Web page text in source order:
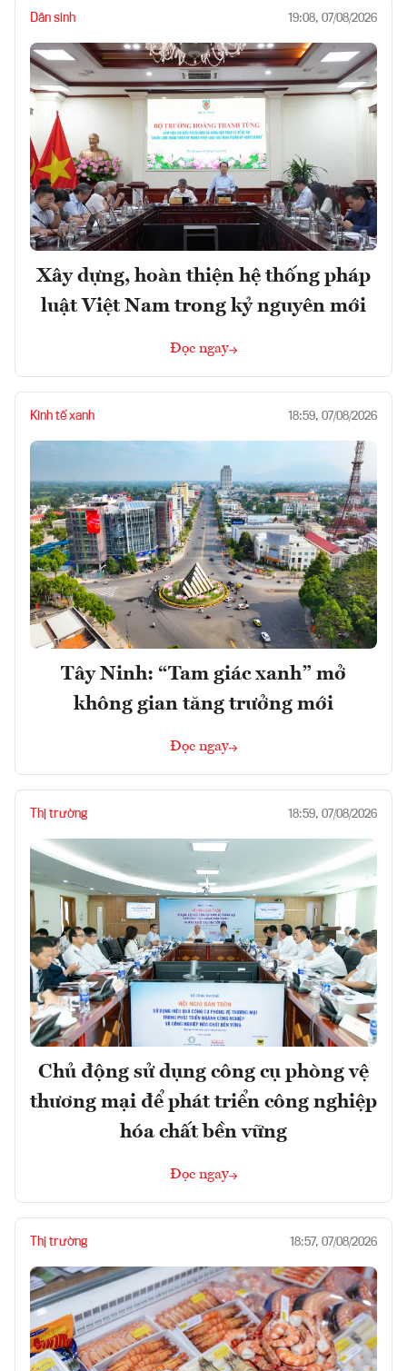
Dân sinh 19:08, 07/08/2026
Xây dựng, hoàn thiện hệ thống pháp
luật Việt Nam trong kỷ nguyên mới
Đọc ngay
Kinh tế xanh 18:59, 07/08/2026
Tây Ninh: “Tam giác xanh” mở
không gian tăng trưởng mới
Đọc ngay
Thị trường 18:59, 07/08/2026
Chủ động sử dụng công cụ phòng vệ
thương mại để phát triển công nghiệp
hóa chất bền vững
Đọc ngay
Thị trường 18:57, 07/08/2026